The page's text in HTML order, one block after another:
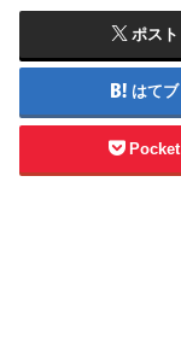
ポスト
はてブ
Pocket